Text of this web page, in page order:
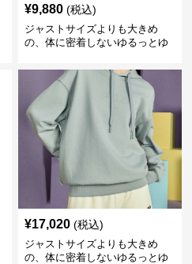
¥9,880 (税込)
ジャストサイズよりも大きめ
の、体に密着しないゆるっとゆ
ゆったりハッピーハート ジップ
アップパーカー
¥17,020 (税込)
ジャストサイズよりも大きめ
の、体に密着しないゆるっとゆ